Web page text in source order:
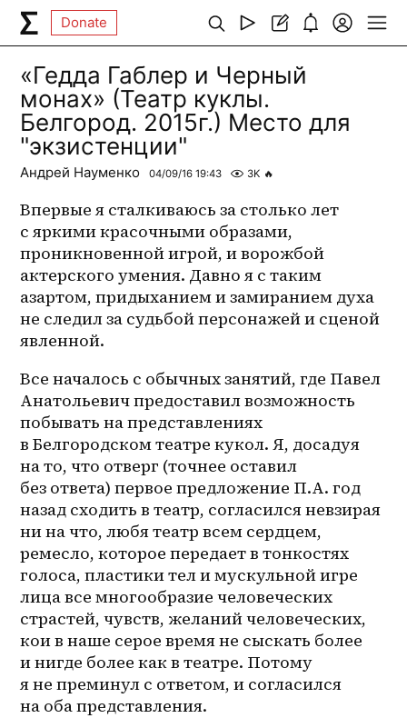
Donate
«Гедда Габлер и Черный
монах» (Театр куклы.
Белгород. 2015г.) Место для
"экзистенции"
Андрей Науменко 04/09/16 19:43 3K 🔥
Впервые я сталкиваюсь за столько лет
с яркими красочными образами,
проникновенной игрой, и ворожбой
актерского умения. Давно я с таким
азартом, придыханием и замиранием духа
не следил за судьбой персонажей и сценой
явленной.
Все началось с обычных занятий, где Павел
Анатольевич предоставил возможность
побывать на представлениях
в Белгородском театре кукол. Я, досадуя
на то, что отверг (точнее оставил
без ответа) первое предложение П.А. год
назад сходить в театр, согласился невзирая
ни на что, любя театр всем сердцем,
ремесло, которое передает в тонкостях
голоса, пластики тел и мускульной игре
лица все многообразие человеческих
страстей, чувств, желаний человеческих,
кои в наше серое время не сыскать более
и нигде более как в театре. Потому
я не преминул с ответом, и согласился
на оба представления.